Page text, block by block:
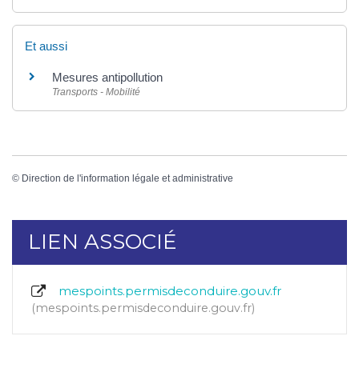
Et aussi
Mesures antipollution
Transports - Mobilité
© Direction de l'information légale et administrative
LIEN ASSOCIÉ
mespoints.permisdeconduire.gouv.fr
mespoints.permisdeconduire.gouv.fr